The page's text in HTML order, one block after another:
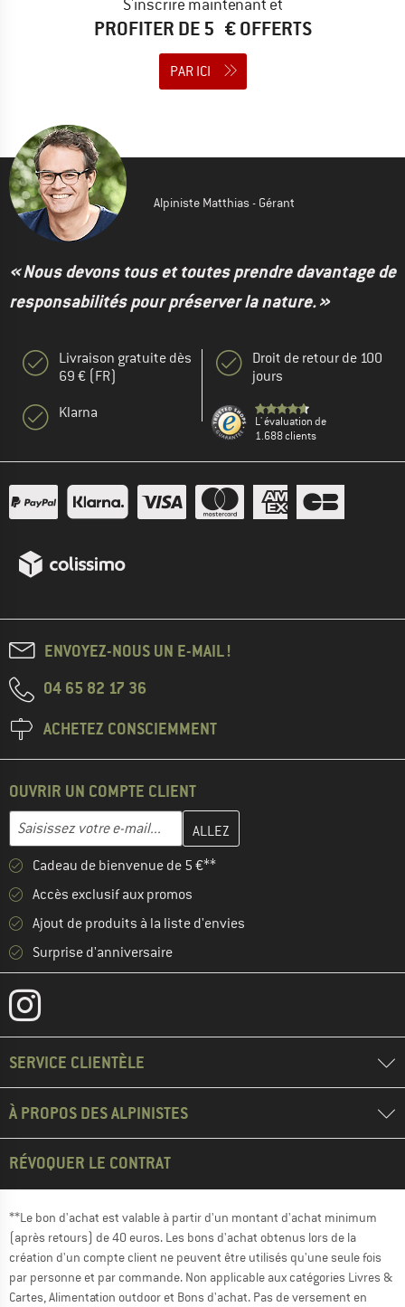
S'inscrire maintenant et
PROFITER DE 5 € OFFERTS
PAR ICI
Alpiniste Matthias - Gérant
« Nous devons tous et toutes prendre davantage de
responsabilités pour préserver la nature. »
Livraison gratuite dès
69 € (FR)
Klarna
Droit de retour de 100
jours
L' évaluation de
1.688 clients
ENVOYEZ-NOUS UN E-MAIL !
04 65 82 17 36
ACHETEZ CONSCIEMMENT
OUVRIR UN COMPTE CLIENT
Adresse e-mail
Entrez votre adresse e-mail ici et créez votre compte client à la
Cadeau de bienvenue de 5 €**
Accès exclusif aux promos
Ajout de produits à la liste d'envies
Surprise d'anniversaire
SERVICE CLIENTÈLE
À PROPOS DES ALPINISTES
RÉVOQUER LE CONTRAT
**Le bon d'achat est valable à partir d'un montant d'achat minimum
(après retours) de 40 euros. Les bons d'achat obtenus lors de la
création d'un compte client ne peuvent être utilisés qu'une seule fois
par personne et par commande. Non applicable aux catégories Livres &
Cartes, Alimentation outdoor et Bons d'achat. Pas de versement en